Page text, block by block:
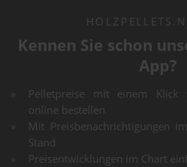
Kennen Sie schon
App?
Pelletpreise mit einem Klick
online bestellen
Mit Preisbenachrichtigungen
Stand
Preisentwicklungen im Chart